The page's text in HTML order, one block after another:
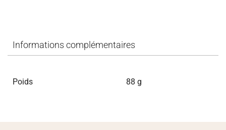
Informations complémentaires
Poids 88 g